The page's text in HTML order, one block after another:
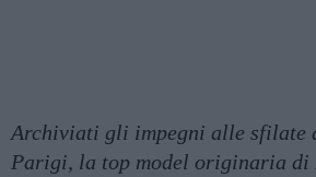
Archiviati gli impegni alle sfilate
Parigi, la top model originaria di